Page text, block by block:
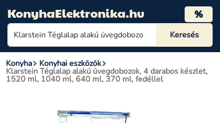
KonyhaElektronika.hu %
Konyha Konyhai eszközök
Klarstein Téglalap alakú üvegdobozok, 4 darabos készlet,
1520 ml, 1040 ml, 640 ml, 370 ml, fedéllel